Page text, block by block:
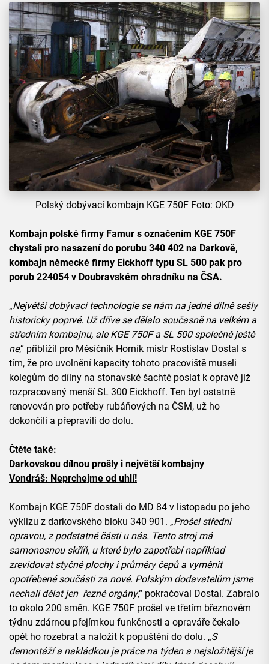
Polský dobývací kombajn KGE 750F Foto: OKD
Kombajn polské firmy Famur s označením KGE 750F
chystali pro nasazení do porubu 340 402 na Darkově,
kombajn německé firmy Eickhoff typu SL 500 pak pro
porub 224054 v Doubravském ohradníku na ČSA.
„Největší dobývací technologie se nám na jedné dílně sešly
historicky poprvé. Už dříve se dělalo současně na velkém a
středním kombajnu, ale KGE 750F a SL 500 společně ještě
ne,“ přiblížil pro Měsíčník Horník mistr Rostislav Dostal s
tím, že pro uvolnění kapacity tohoto pracoviště museli
kolegům do dílny na stonavské šachtě poslat k opravě již
rozpracovaný menší SL 300 Eickhoff. Ten byl ostatně
renovován pro potřeby rubáňových na ČSM, už ho
dokončili a přepravili do dolu.
Čtěte také:
Darkovskou dílnou prošly i největší kombajny
Vondráš: Neprchejme od uhlí!
Kombajn KGE 750F dostali do MD 84 v listopadu po jeho
výklizu z darkovského bloku 340 901. „Prošel střední
opravou, z podstatné části u nás. Tento stroj má
samonosnou skříň, u které bylo zapotřebí například
zrevidovat styčné plochy i průměry čepů a vyměnit
opotřebené součásti za nové. Polským dodavatelům jsme
nechali dělat jen řezné orgány,“ pokračoval Dostal. Zabralo
to okolo 200 směn. KGE 750F prošel ve třetím březnovém
týdnu zdárnou přejímkou funkčnosti a opraváře čekalo
opět ho rozebrat a naložit k popuštění do dolu. „S
demontáží a nakládkou je práce na týden a nejsložitější je